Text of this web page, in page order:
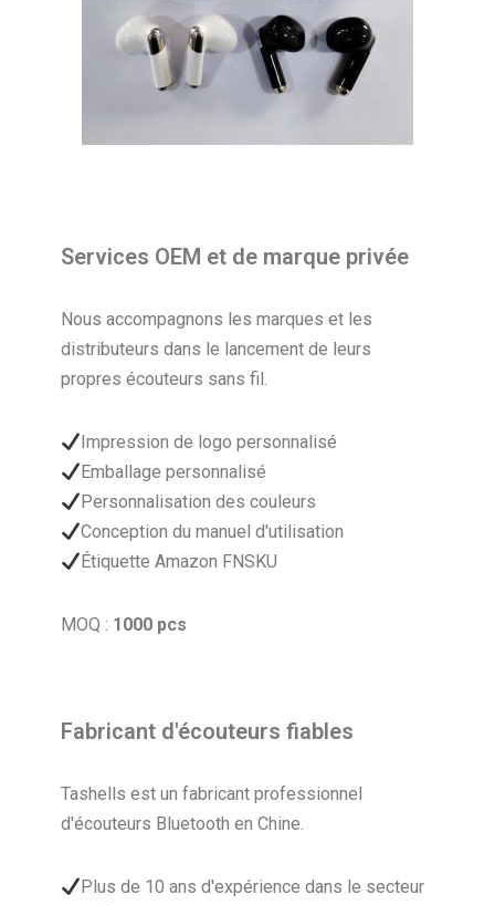
Services OEM et de marque privée
Nous accompagnons les marques et les
distributeurs dans le lancement de leurs
propres écouteurs sans fil.
Impression de logo personnalisé
Emballage personnalisé
Personnalisation des couleurs
Conception du manuel d'utilisation
Étiquette Amazon FNSKU
MOQ : 1000 pcs
Fabricant d'écouteurs fiables
Tashells est un fabricant professionnel
d'écouteurs Bluetooth en Chine.
Plus de 10 ans d'expérience dans le secteur